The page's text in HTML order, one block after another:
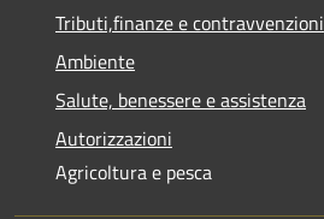
Tributi,finanze e contravvenzioni
Ambiente
Salute, benessere e assistenza
Autorizzazioni
Agricoltura e pesca